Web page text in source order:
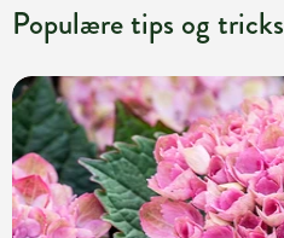
Populære tips og tricks